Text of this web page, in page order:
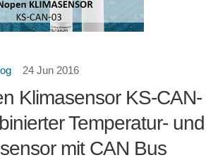
24 Jun 2016
Klimasensor KS-CAN-
Temperatur- und
mit CAN Bus